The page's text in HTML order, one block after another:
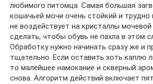
любимого питомца. Самая большая
кошачьей мочи очень стойкий и
не воздействует на кристаллы
сделать, чтобы обувь не пахла в этом
Обработку нужно начинать сразу же и
тщательно. Если оставить хоть каплю
то малейшее намокание и скверный
снова. Алгоритм действий включает